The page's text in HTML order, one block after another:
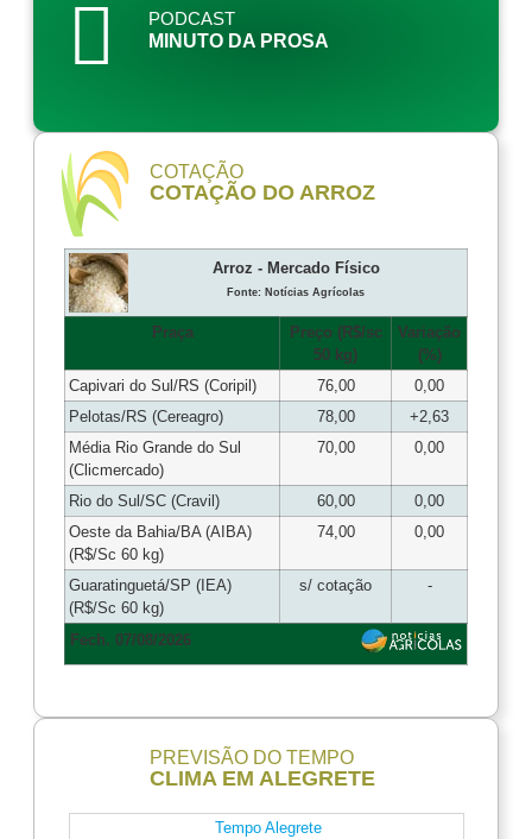
PODCAST
MINUTO DA PROSA
COTAÇÃO
COTAÇÃO DO ARROZ
Arroz - Mercado Físico
Fonte: Notícias Agrícolas
Praça
Preço (R$/sc
50 kg)
Variação
(%)
Capivari do Sul/RS (Coripil)
76,00
0,00
Pelotas/RS (Cereagro)
78,00
+2,63
Média Rio Grande do Sul
(Clicmercado)
70,00 0,00
Rio do Sul/SC (Cravil) 60,00
0,00
Oeste da Bahia/BA (AIBA)
(R$/Sc 60 kg)
74,00 0,00
Guaratinguetá/SP (IEA)
(R$/Sc 60 kg)
s/ cotação -
Fech. 07/08/2026
PREVISÃO DO TEMPO
CLIMA EM ALEGRETE